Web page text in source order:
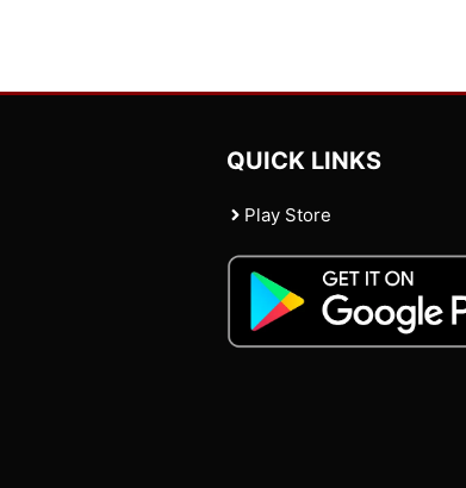
QUICK LINKS
Play Store